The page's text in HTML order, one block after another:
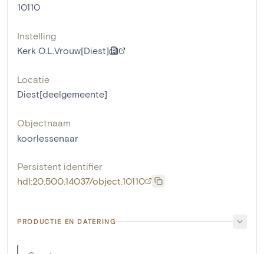
10110
Instelling
Kerk O.L.Vrouw[Diest]
Locatie
Diest[deelgemeente]
Objectnaam
koorlessenaar
Persistent identifier
hdl:20.500.14037/object.10110
PRODUCTIE EN DATERING